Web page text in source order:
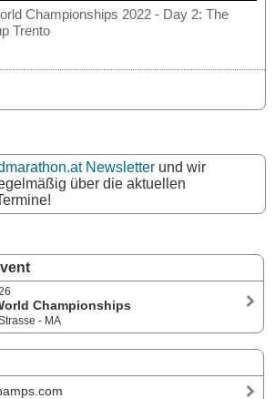
Championships
- MA
Championships 2022 - Day 2: The
Trento
Newsletter und wir
über die aktuellen